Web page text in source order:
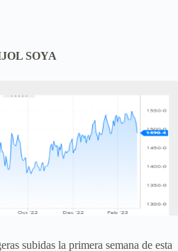
SOYA
subidas la primera semana de esta